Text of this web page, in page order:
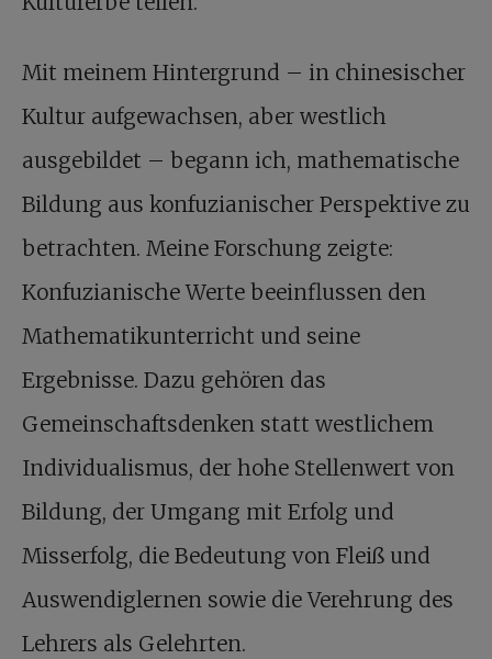
Mit meinem Hintergrund – in chinesischer
Kultur aufgewachsen, aber westlich
ausgebildet – begann ich, mathematische
Bildung aus konfuzianischer Perspektive zu
betrachten. Meine Forschung zeigte:
Konfuzianische Werte beeinflussen den
Mathematikunterricht und seine
Ergebnisse. Dazu gehören das
Gemeinschaftsdenken statt westlichem
Individualismus, der hohe Stellenwert von
Bildung, der Umgang mit Erfolg und
Misserfolg, die Bedeutung von Fleiß und
Auswendiglernen sowie die Verehrung des
Lehrers als Gelehrten.